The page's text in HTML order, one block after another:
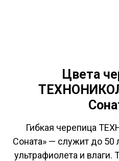
Цвета
Гибкая черепица
Соната» — служит до 50
ультрафиолета и